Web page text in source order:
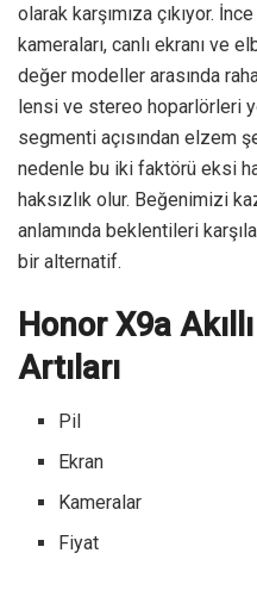
olarak karşımıza çıkıyor.
kameraları, canlı ekranı ve
değer modeller arasında
lensi ve stereo hoparlörleri
segmenti açısından elzem
nedenle bu iki faktörü eksi
haksızlık olur. Beğenimizi
anlamında beklentileri
bir alternatif.
Honor X9a
Artıları
Pil
Ekran
Kameralar
Fiyat